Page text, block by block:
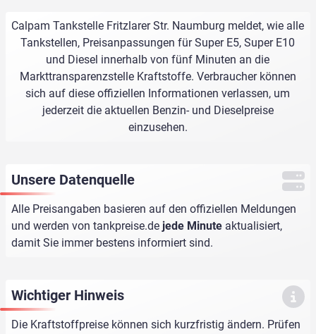
Calpam Tankstelle Fritzlarer Str. Naumburg meldet, wie alle
Tankstellen, Preisanpassungen für Super E5, Super E10
und Diesel innerhalb von fünf Minuten an die
Markttransparenzstelle Kraftstoffe. Verbraucher können
sich auf diese offiziellen Informationen verlassen, um
jederzeit die aktuellen Benzin- und Dieselpreise
einzusehen.
Unsere Datenquelle
Alle Preisangaben basieren auf den offiziellen Meldungen
und werden von tankpreise.de jede Minute aktualisiert,
damit Sie immer bestens informiert sind.
Wichtiger Hinweis
Die Kraftstoffpreise können sich kurzfristig ändern. Prüfen